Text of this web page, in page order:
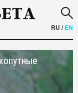
RU /EN